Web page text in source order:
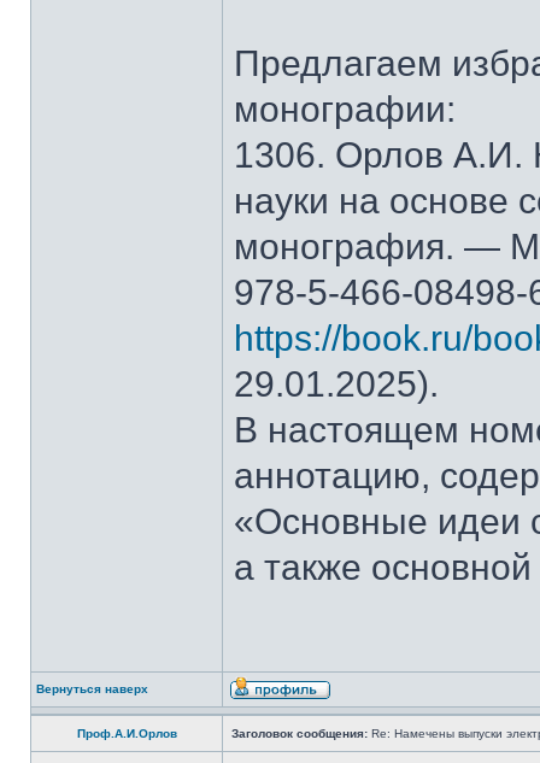
Предлагаем
монографии:
1306. Орлов А.И.
науки на основе
монография. —
978-5-466-
https://book.ru/
29.01.2025).
В настоящем
аннотацию,
«Основные идеи
а также
Вернуться наверх
Проф.А.И.Орлов Заголовок сообщения: Re: Намечены выпуски